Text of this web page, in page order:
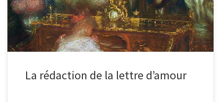
La rédaction de la lettre d’amour